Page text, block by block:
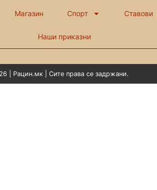
Магазин Спорт Ставови
Наши приказни
| Рацин.мк | Сите права се задржани.